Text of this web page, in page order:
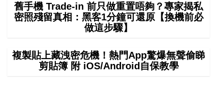
舊手機 Trade-in 前只做重置唔夠？專家揭私
密照殘留真相：黑客1分鐘可還原【換機前必
做這步驟】
複製貼上藏洩密危機！熱門App驚爆無聲偷睇
剪貼簿 附 iOS/Android自保教學